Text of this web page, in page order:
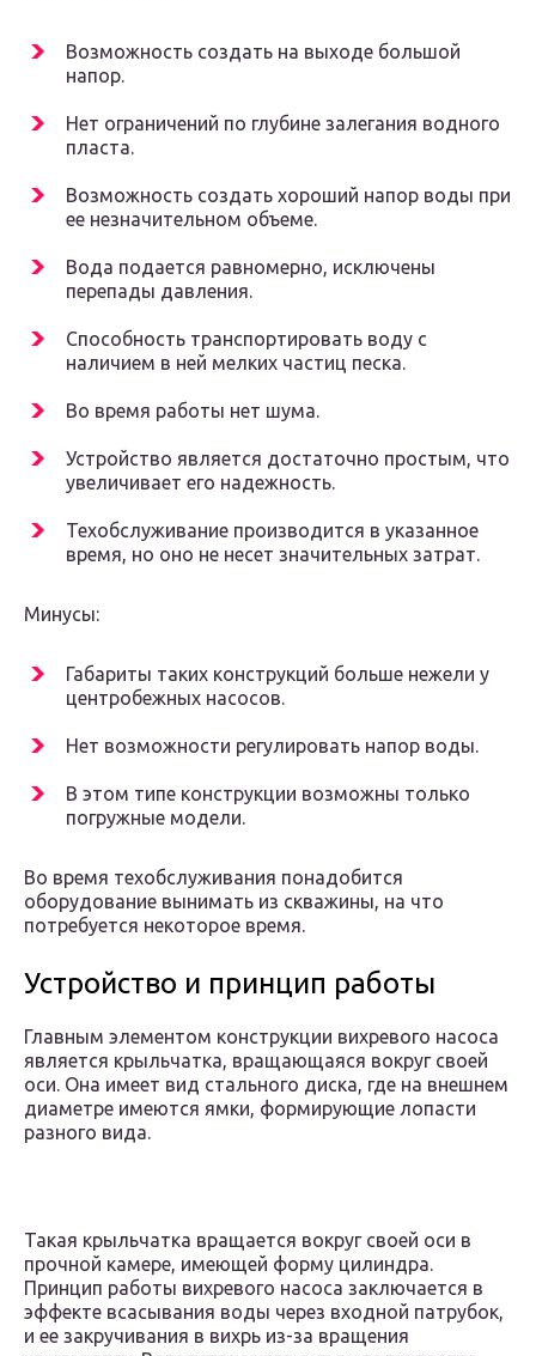
Возможность создать на выходе большой
напор.
Нет ограничений по глубине залегания водного
пласта.
Возможность создать хороший напор воды при
ее незначительном объеме.
Вода подается равномерно, исключены
перепады давления.
Способность транспортировать воду с
наличием в ней мелких частиц песка.
Во время работы нет шума.
Устройство является достаточно простым, что
увеличивает его надежность.
Техобслуживание производится в указанное
время, но оно не несет значительных затрат.
Минусы:
Габариты таких конструкций больше нежели у
центробежных насосов.
Нет возможности регулировать напор воды.
В этом типе конструкции возможны только
погружные модели.
Во время техобслуживания понадобится
оборудование вынимать из скважины, на что
потребуется некоторое время.
Устройство и принцип работы
Главным элементом конструкции вихревого насоса
является крыльчатка, вращающаяся вокруг своей
оси. Она имеет вид стального диска, где на внешнем
диаметре имеются ямки, формирующие лопасти
разного вида.
Такая крыльчатка вращается вокруг своей оси в
прочной камере, имеющей форму цилиндра.
Принцип работы вихревого насоса заключается в
эффекте всасывания воды через входной патрубок,
и ее закручивания в вихрь из-за вращения